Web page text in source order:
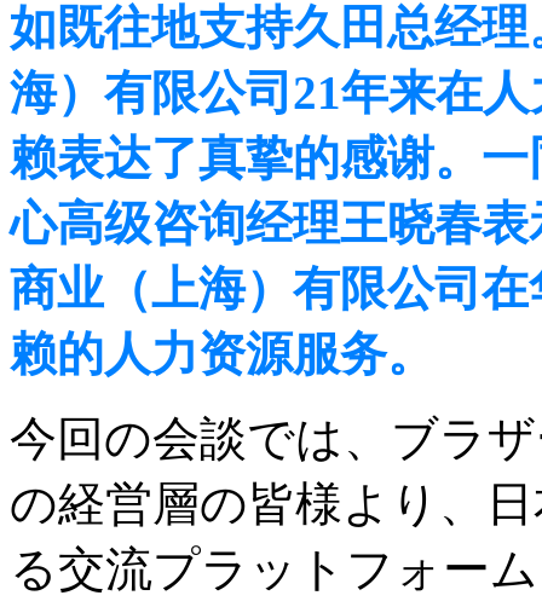
如既往地支持久田总经
海）有限公司21年来在
赖表达了真挚的感谢。
心高级咨询经理王晓春
商业（上海）有限公司
赖的人力资源服务。
今回の会談では、ブラ
の経営層の皆様より、
る交流プラットフォー